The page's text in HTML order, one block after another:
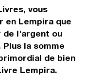
vous
en Lempira que
de l'argent ou
la somme
de bien
Lempira.